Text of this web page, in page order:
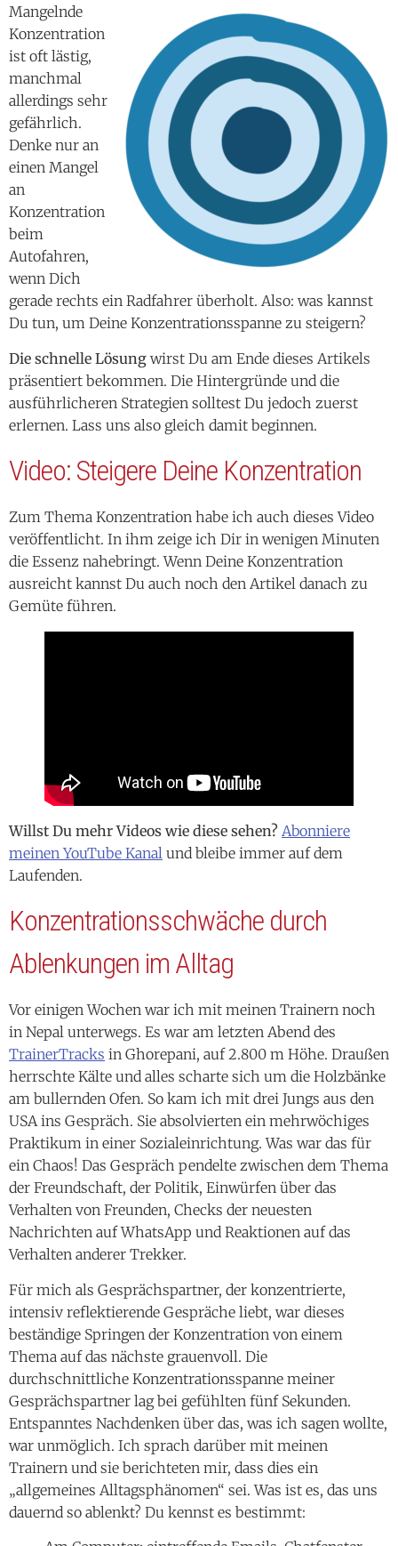
Mangelnde
Konzentration
ist oft lästig,
manchmal
allerdings sehr
gefährlich.
Denke nur an
einen Mangel
an
Konzentration
beim
Autofahren,
wenn Dich
gerade rechts ein Radfahrer überholt. Also: was kannst
Du tun, um Deine Konzentrationsspanne zu steigern?
Die schnelle Lösung wirst Du am Ende dieses Artikels
präsentiert bekommen. Die Hintergründe und die
ausführlicheren Strategien solltest Du jedoch zuerst
erlernen. Lass uns also gleich damit beginnen.
Video: Steigere Deine Konzentration
Zum Thema Konzentration habe ich auch dieses Video
veröffentlicht. In ihm zeige ich Dir in wenigen Minuten
die Essenz nahebringt. Wenn Deine Konzentration
ausreicht kannst Du auch noch den Artikel danach zu
Gemüte führen.
Willst Du mehr Videos wie diese sehen? Abonniere
meinen YouTube Kanal und bleibe immer auf dem
Laufenden.
Konzentrationsschwäche durch
Ablenkungen im Alltag
Vor einigen Wochen war ich mit meinen Trainern noch
in Nepal unterwegs. Es war am letzten Abend des
TrainerTracks in Ghorepani, auf 2.800 m Höhe. Draußen
herrschte Kälte und alles scharte sich um die Holzbänke
am bullernden Ofen. So kam ich mit drei Jungs aus den
USA ins Gespräch. Sie absolvierten ein mehrwöchiges
Praktikum in einer Sozialeinrichtung. Was war das für
ein Chaos! Das Gespräch pendelte zwischen dem Thema
der Freundschaft, der Politik, Einwürfen über das
Verhalten von Freunden, Checks der neuesten
Nachrichten auf WhatsApp und Reaktionen auf das
Verhalten anderer Trekker.
Für mich als Gesprächspartner, der konzentrierte,
intensiv reflektierende Gespräche liebt, war dieses
beständige Springen der Konzentration von einem
Thema auf das nächste grauenvoll. Die
durchschnittliche Konzentrationsspanne meiner
Gesprächspartner lag bei gefühlten fünf Sekunden.
Entspanntes Nachdenken über das, was ich sagen wollte,
war unmöglich. Ich sprach darüber mit meinen
Trainern und sie berichteten mir, dass dies ein
„allgemeines Alltagsphänomen“ sei. Was ist es, das uns
dauernd so ablenkt? Du kennst es bestimmt: